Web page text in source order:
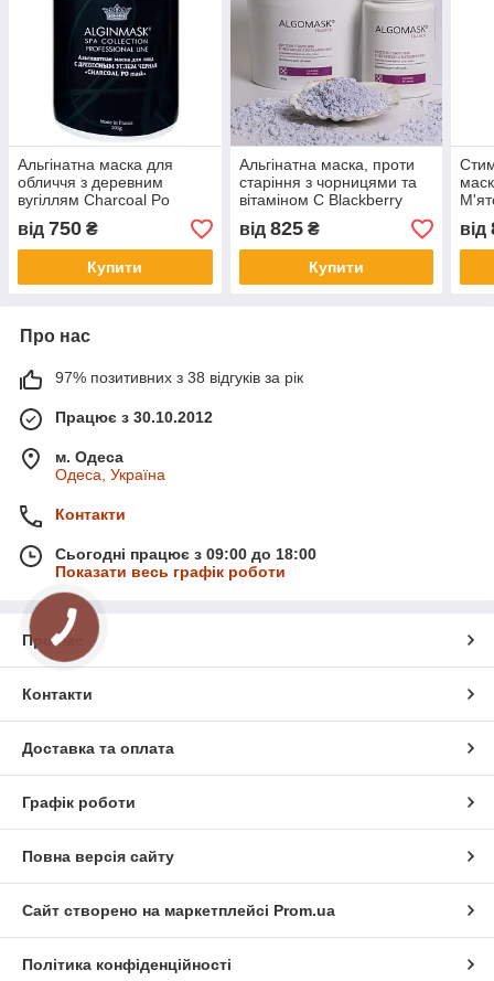
Альгінатна маска для
обличчя з деревним
вугіллям Charcoal Po
mask, Alginmask
від 750 ₴
Купити
Альгінатна маска, проти
старіння з чорницями та
вітаміном С Blackberry
peel off mask, Algomask
від 825₴
Купити
від
Про нас
97% позитивних з 38 відгуків за рік
Працює з 30.10.2012
м. Одеса
Одеса, Україна
Контакти
Сьогодні працює з 09:00 до 18:00
Показати весь графік роботи
Про нас
Контакти
Доставка та оплата
Графік роботи
Повна версія сайту
Сайт створено на маркетплейсі Prom.ua
Політика конфіденційності